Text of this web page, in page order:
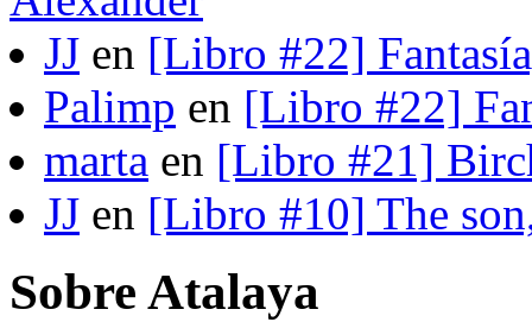
JJ en [Libro #22]
Palimp en [Libro #22]
marta en [Libro #21]
JJ en [Libro #10] The
Sobre Atalaya